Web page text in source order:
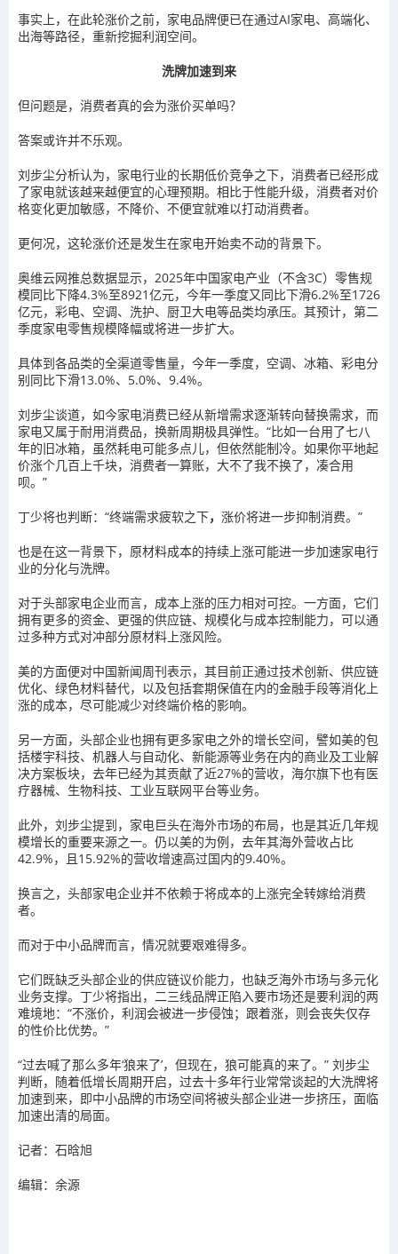
事实上，在此轮涨价之前，家电品牌便已在通过AI家电、高端化、
出海等路径，重新挖掘利润空间。
洗牌加速到来
但问题是，消费者真的会为涨价买单吗？
答案或许并不乐观。
刘步尘分析认为，家电行业的长期低价竞争之下，消费者已经形成
了家电就该越来越便宜的心理预期。相比于性能升级，消费者对价
格变化更加敏感，不降价、不便宜就难以打动消费者。
更何况，这轮涨价还是发生在家电开始卖不动的背景下。
奥维云网推总数据显示，2025年中国家电产业（不含3C）零售规
模同比下降4.3%至8921亿元，今年一季度又同比下滑6.2%至1726
亿元，彩电、空调、洗护、厨卫大电等品类均承压。其预计，第二
季度家电零售规模降幅或将进一步扩大。
具体到各品类的全渠道零售量，今年一季度，空调、冰箱、彩电分
别同比下滑13.0%、5.0%、9.4%。
刘步尘谈道，如今家电消费已经从新增需求逐渐转向替换需求，而
家电又属于耐用消费品，换新周期极具弹性。“比如一台用了七八
年的旧冰箱，虽然耗电可能多点儿，但依然能制冷。如果你平地起
价涨个几百上千块，消费者一算账，大不了我不换了，凑合用
呗。”
丁少将也判断：“终端需求疲软之下， 涨价将进一步抑制消费。”
也是在这一背景下，原材料成本的持续上涨可能进一步加速家电行
业的分化与洗牌。
对于头部家电企业而言，成本上涨的压力相对可控。一方面，它们
拥有更多的资金、更强的供应链、规模化与成本控制能力，可以通
过多种方式对冲部分原材料上涨风险。
美的方面便对中国新闻周刊表示，其目前正通过技术创新、供应链
优化、绿色材料替代，以及包括套期保值在内的金融手段等消化上
涨的成本，尽可能减少对终端价格的影响。
另一方面，头部企业也拥有更多家电之外的增长空间，譬如美的包
括楼宇科技、机器人与自动化、新能源等业务在内的商业及工业解
决方案板块，去年已经为其贡献了近27%的营收，海尔旗下也有医
疗器械、生物科技、工业互联网平台等业务。
此外，刘步尘提到，家电巨头在海外市场的布局，也是其近几年规
模增长的重要来源之一。仍以美的为例，去年其海外营收占比
42.9%，且15.92%的营收增速高过国内的9.40%。
换言之，头部家电企业并不依赖于将成本的上涨完全转嫁给消费
者。
而对于中小品牌而言，情况就要艰难得多。
它们既缺乏头部企业的供应链议价能力，也缺乏海外市场与多元化
业务支撑。丁少将指出，二三线品牌正陷入要市场还是要利润的两
难境地：“不涨价，利润会被进一步侵蚀；跟着涨，则会丧失仅存
的性价比优势。”
“过去喊了那么多年‘狼来了’，但现在，狼可能真的来了。” 刘步尘
判断，随着低增长周期开启，过去十多年行业常常谈起的大洗牌将
加速到来，即中小品牌的市场空间将被头部企业进一步挤压，面临
加速出清的局面。
记者：石晗旭
编辑：余源